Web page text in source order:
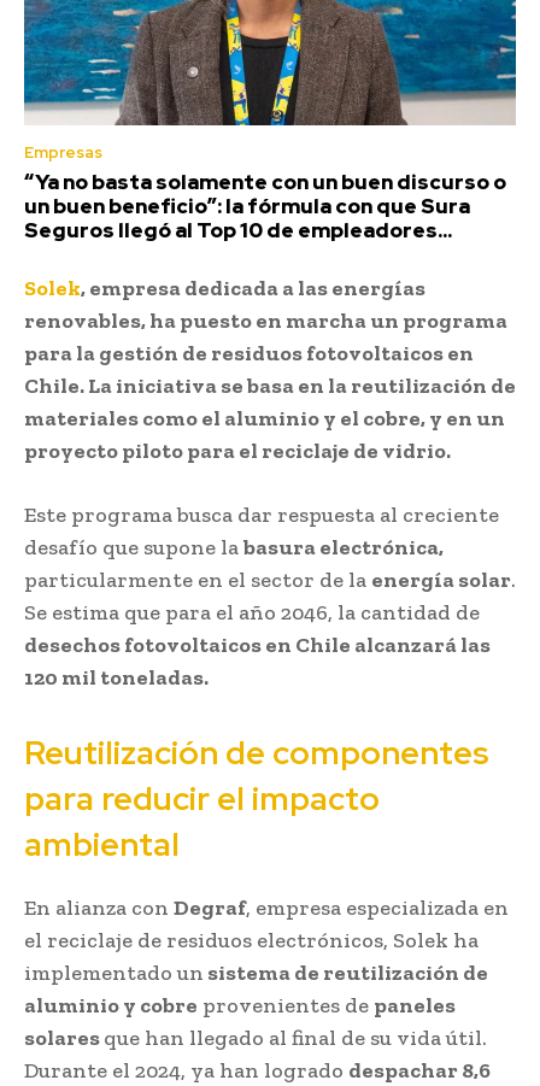
Empresas
“Ya no basta solamente con un buen discurso o
un buen beneficio”: la fórmula con que Sura
Seguros llegó al Top 10 de empleadores...
Solek, empresa dedicada a las energías
renovables, ha puesto en marcha un programa
para la gestión de residuos fotovoltaicos en
Chile. La iniciativa se basa en la reutilización de
materiales como el aluminio y el cobre, y en un
proyecto piloto para el reciclaje de vidrio.
Este programa busca dar respuesta al creciente
desafío que supone labasura electrónica,
particularmente en el sector de la energía solar.
Se estima que para el año 2046, la cantidad de
desechos fotovoltaicos en Chile alcanzará las
120 mil toneladas.
Reutilización de componentes
para reducir el impacto
ambiental
En alianza con Degraf, empresa especializada en
el reciclaje de residuos electrónicos, Solek ha
implementado un sistema de reutilización de
aluminio y cobre provenientes de paneles
solaresque han llegado al final de su vida útil.
Durante el 2024, ya han logrado despachar 8,6